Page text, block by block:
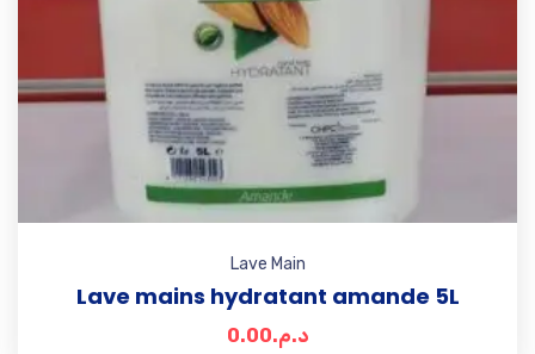
Lave Main
Lave mains hydratant amande 5L
د.م.0.00